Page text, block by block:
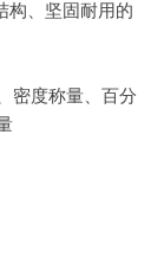
构、坚固耐用的
密度称量、百分